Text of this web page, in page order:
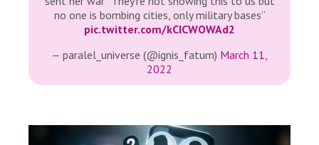
no one is bombing cities, only military bases”
pic.twitter.com/kCICWOWAd2
— paralel_universe (@ignis_fatum) March 11,
2022